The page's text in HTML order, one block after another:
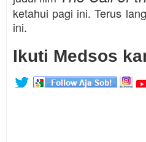
ketahui pagi ini. Terus
ini.
Ikuti Medsos